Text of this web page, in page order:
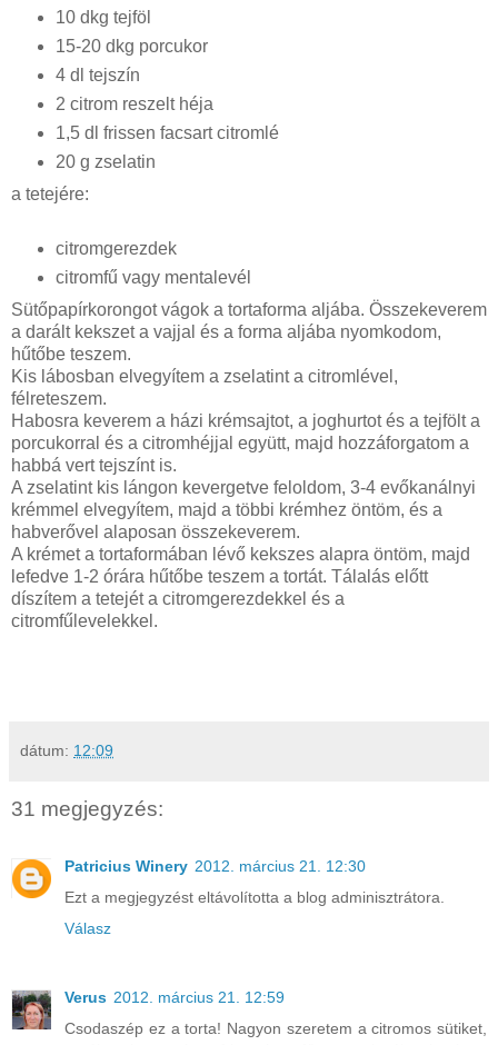
10 dkg tejföl
15-20 dkg porcukor
4 dl tejszín
2 citrom reszelt héja
1,5 dl frissen facsart citromlé
20 g zselatin
a tetejére:
citromgerezdek
citromfű vagy mentalevél
Sütőpapírkorongot vágok a tortaforma aljába. Összekeverem
a darált kekszet a vajjal és a forma aljába nyomkodom,
hűtőbe teszem.
Kis lábosban elvegyítem a zselatint a citromlével,
félreteszem.
Habosra keverem a házi krémsajtot, a joghurtot és a tejfölt a
porcukorral és a citromhéjjal együtt, majd hozzáforgatom a
habbá vert tejszínt is.
A zselatint kis lángon kevergetve feloldom, 3-4 evőkanálnyi
krémmel elvegyítem, majd a többi krémhez öntöm, és a
habverővel alaposan összekeverem.
A krémet a tortaformában lévő kekszes alapra öntöm, majd
lefedve 1-2 órára hűtőbe teszem a tortát. Tálalás előtt
díszítem a tetejét a citromgerezdekkel és a
citromfűlevelekkel.
dátum: 12:09
31 megjegyzés:
Patricius Winery 2012. március 21. 12:30
Ezt a megjegyzést eltávolította a blog adminisztrátora.
Válasz
Verus 2012. március 21. 12:59
Csodaszép ez a torta! Nagyon szeretem a citromos sütiket,